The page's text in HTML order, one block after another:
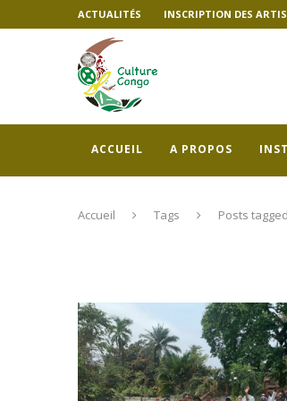
ACTUALITÉS INSCRIPTION DES
ACCUEIL A PROPOS
Accueil Tags Posts